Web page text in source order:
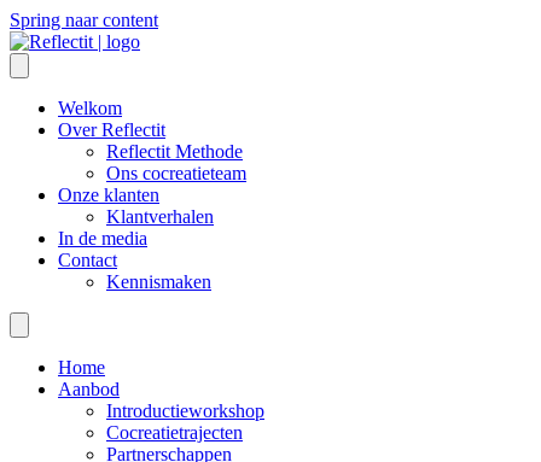
Spring naar content
Welkom
Over Reflectit
Reflectit Methode
Ons cocreatieteam
Onze klanten
Klantverhalen
In de media
Contact
Kennismaken
Home
Aanbod
Introductieworkshop
Cocreatietrajecten
Partnerschappen